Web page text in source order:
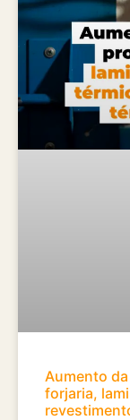
Aumento
forjaria,